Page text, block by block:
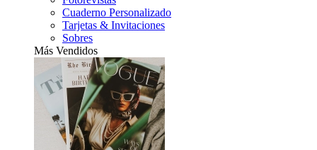
Cuaderno Personalizado
Tarjetas & Invitaciones
Sobres
Más Vendidos